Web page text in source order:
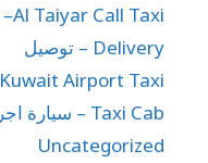
Al Taiyar Call Taxi– كيو تاكسي
Delivery – توصيل
Kuwait Airport Taxi
Taxi Cab – سيارة اجرة
Uncategorized